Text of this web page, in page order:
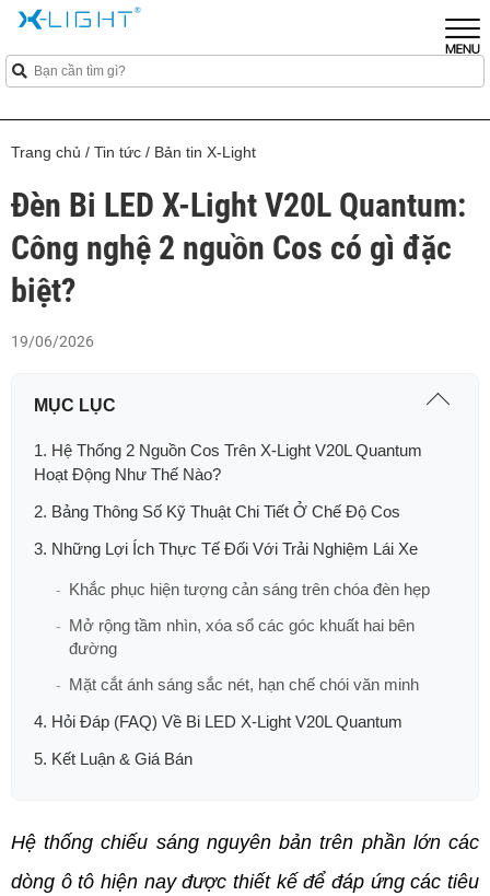
Trang chủ / Tin tức / Bản tin X-Light
Đèn Bi LED X-Light V20L Quantum:
Công nghệ 2 nguồn Cos có gì đặc
biệt?
19/06/2026
MỤC LỤC
1. Hệ Thống 2 Nguồn Cos Trên X-Light V20L Quantum
Hoạt Động Như Thế Nào?
2. Bảng Thông Số Kỹ Thuật Chi Tiết Ở Chế Độ Cos
3. Những Lợi Ích Thực Tế Đối Với Trải Nghiệm Lái Xe
Khắc phục hiện tượng cản sáng trên chóa đèn hẹp
Mở rộng tầm nhìn, xóa sổ các góc khuất hai bên
đường
Mặt cắt ánh sáng sắc nét, hạn chế chói văn minh
4. Hỏi Đáp (FAQ) Về Bi LED X-Light V20L Quantum
5. Kết Luận & Giá Bán
Hệ thống chiếu sáng nguyên bản trên phần lớn các
dòng ô tô hiện nay được thiết kế để đáp ứng các tiêu